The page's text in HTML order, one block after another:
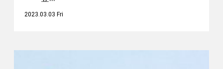
2023.03.03 Fri